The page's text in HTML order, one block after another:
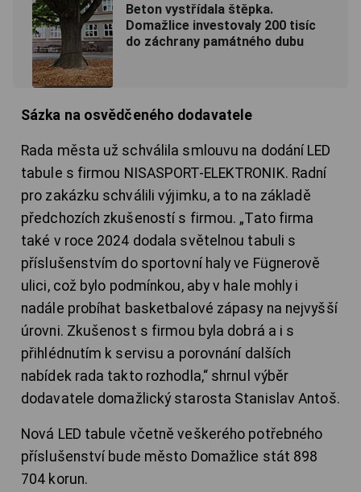
Beton vystřídala štěpka.
Domažlice investovaly 200 tisíc
do záchrany památného dubu
Sázka na osvědčeného dodavatele
Rada města už schválila smlouvu na dodání LED
tabule s firmou NISASPORT-ELEKTRONIK. Radní
pro zakázku schválili výjimku, a to na základě
předchozích zkušeností s firmou. „Tato firma
také v roce 2024 dodala světelnou tabuli s
příslušenstvím do sportovní haly ve Fügnerově
ulici, což bylo podmínkou, aby v hale mohly i
nadále probíhat basketbalové zápasy na nejvyšší
úrovni. Zkušenost s firmou byla dobrá a i s
přihlédnutím k servisu a porovnání dalších
nabídek rada takto rozhodla,“ shrnul výběr
dodavatele domažlický starosta Stanislav Antoš.
Nová LED tabule včetně veškerého potřebného
příslušenství bude město Domažlice stát 898
704 korun.